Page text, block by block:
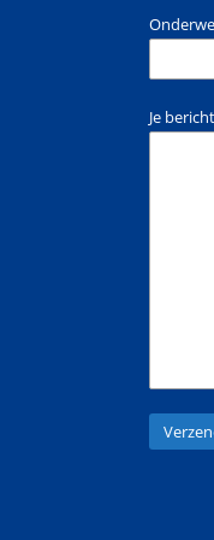
Je bericht